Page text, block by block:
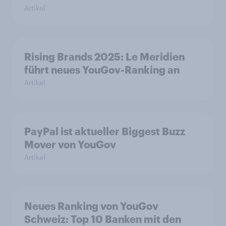
Artikel
Rising Brands 2025: Le Meridien
führt neues YouGov-Ranking an
Artikel
PayPal ist aktueller Biggest Buzz
Mover von YouGov
Artikel
Neues Ranking von YouGov
Schweiz: Top 10 Banken mit den